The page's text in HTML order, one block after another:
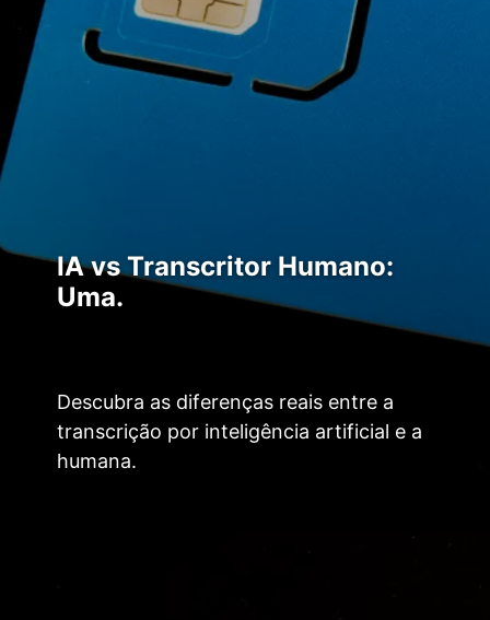
IA vs Transcritor Humano:
Uma.
Descubra as diferenças reais entre a
transcrição por inteligência artificial e a
humana.